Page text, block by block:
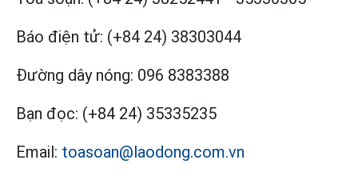
Báo điện tử: (+84 24) 38303044
Đường dây nóng: 096 8383388
Bạn đọc: (+84 24) 35335235
Email: toasoan@laodong.com.vn